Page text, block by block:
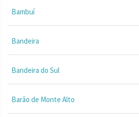
Bambuí
Bandeira
Bandeira do Sul
Barão de Monte Alto